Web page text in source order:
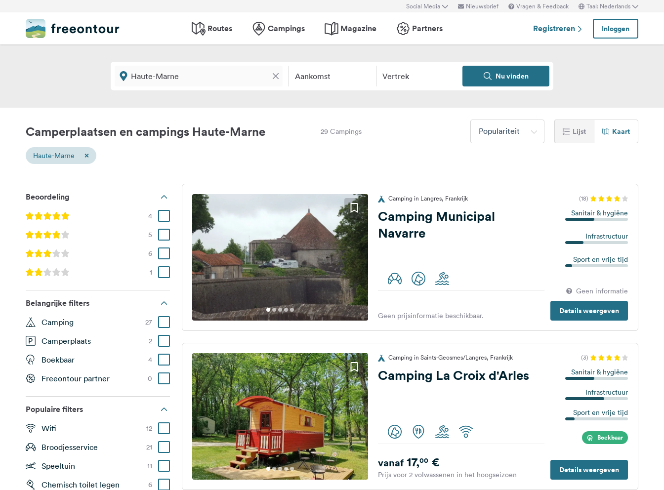
Social Media Nieuwsbrief Vragen & Feedback Taal: Nederlands
Routes Campings Magazine Partners Registreren Inloggen
Aankomst Vertrek Nu vinden
Camperplaatsen en campings Haute-Marne 29 Campings Populariteit Lijst Kaart
Haute-Marne ×
Beoordeling
4
5
6
1
Belangrijke filters
Camping 27
Camperplaats 2
Boekbaar 4
Freeontour partner 0
Populaire filters
Wifi 12
Broodjesservice 21
Speeltuin 11
Chemisch toilet legen 6
Camping in Langres, Frankrijk (18)
Camping Municipal
Navarre
Sanitair & hygiëne
Infrastructuur
Sport en vrije tijd
Geen informatie
Details weergeven
Geen prijsinformatie beschikbaar.
Camping in Saints-Geosmes/Langres, Frankrijk (3)
Camping La Croix d'Arles Sanitair & hygiëne
Infrastructuur
Sport en vrije tijd
Boekbaar
Details weergeven
vanaf17,00€
Prijs voor 2 volwassenen in het hoogseizoen